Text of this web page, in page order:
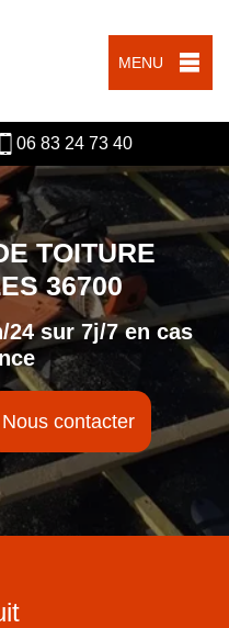
MENU
06 83 24 73 40
TOITURE
36700
24 sur 7j/7 en cas
Nous contacter